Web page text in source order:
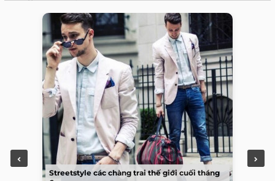
Streetstyle các chàng trai thế giới cuối tháng